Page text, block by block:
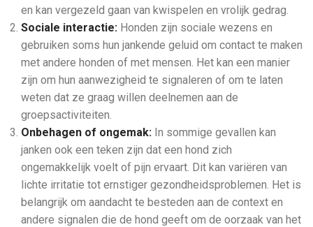
en kan vergezeld gaan van kwispelen en vrolijk gedrag.
Sociale interactie: Honden zijn sociale wezens en
gebruiken soms hun jankende geluid om contact te maken
met andere honden of met mensen. Het kan een manier
zijn om hun aanwezigheid te signaleren of om te laten
weten dat ze graag willen deelnemen aan de
groepsactiviteiten.
Onbehagen of ongemak: In sommige gevallen kan
janken ook een teken zijn dat een hond zich
ongemakkelijk voelt of pijn ervaart. Dit kan variëren van
lichte irritatie tot ernstiger gezondheidsproblemen. Het is
belangrijk om aandacht te besteden aan de context en
andere signalen die de hond geeft om de oorzaak van het